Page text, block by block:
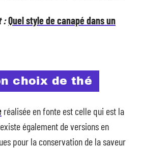
:Quel style de canapé dans un
choix de thé
réalisée en fonte est celle qui est la
également de versions en
pour la conservation de la saveur